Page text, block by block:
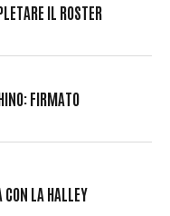
IL ROSTER
FIRMATO
LA HALLEY